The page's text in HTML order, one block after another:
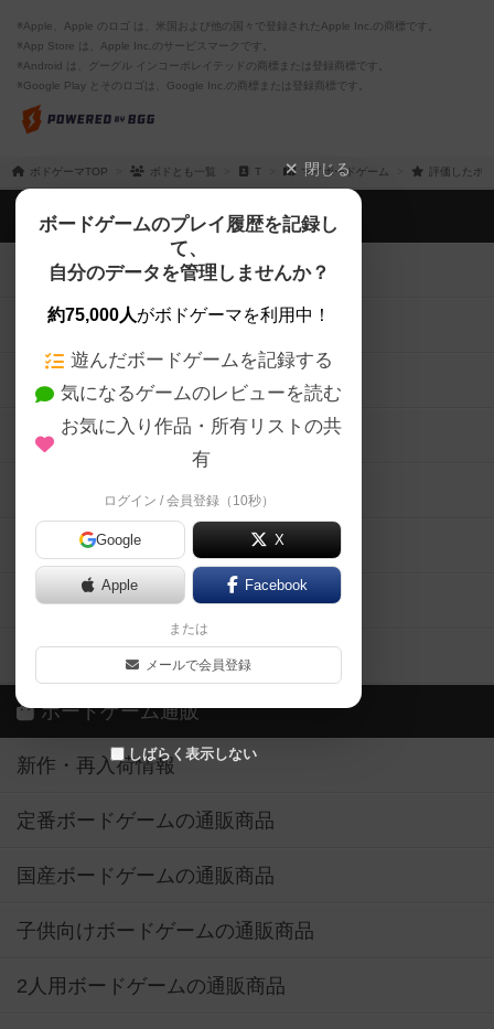
※Apple、Apple のロゴ は、米国および他の国々で登録されたApple Inc.の商標です。
※App Store は、Apple Inc.のサービスマークです。
※Android は、グーグル インコーポレイテッドの商標または登録商標です。
※Google Play とそのロゴは、Google Inc.の商標または登録商標です。
ボドゲーマTOP ボドとも一覧 T マイボードゲーム 評価したボ
閉じる
ボードゲームのプレイ履歴を記録し
て、
自分のデータを管理しませんか？
約75,000人がボドゲーマを利用中！
遊んだボードゲームを記録する
気になるゲームのレビューを読む
お気に入り作品・所有リストの共
有
ログイン / 会員登録（10秒）
Google X
Apple Facebook
または
メールで会員登録
しばらく表示しない
ボドゲーマTOP
ボードゲームを検索する
ボードゲームの新着レビュー
ボードゲーム会情報
メカニクス特集
掲示板・トピックス
ボドとも・会員一覧
ボードゲーム業界コラム
ボドゲーマご利用案内
ボードゲーム通販
新作・再入荷情報
定番ボードゲームの通販商品
国産ボードゲームの通販商品
子供向けボードゲームの通販商品
2人用ボードゲームの通販商品